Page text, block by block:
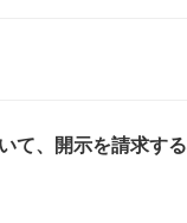
て、開示を請求す